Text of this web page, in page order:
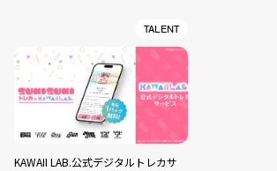
TALENT
KAWAII LAB.公式デジタルトレカサ